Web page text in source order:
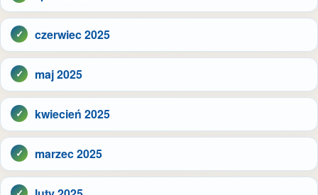
czerwiec 2025
maj 2025
kwiecień 2025
marzec 2025